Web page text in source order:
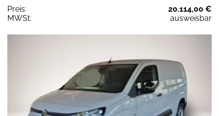
Preis:
20.114,00 €
MWSt:
ausweisbar